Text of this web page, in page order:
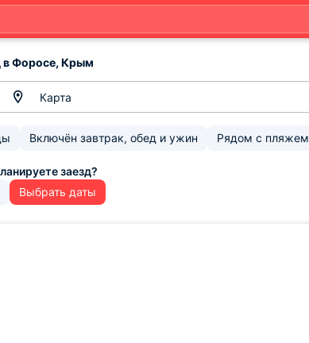
в Форосе, Крым
Карта
Включён завтрак, обед и ужин Рядом с пляжем
Выбрать даты